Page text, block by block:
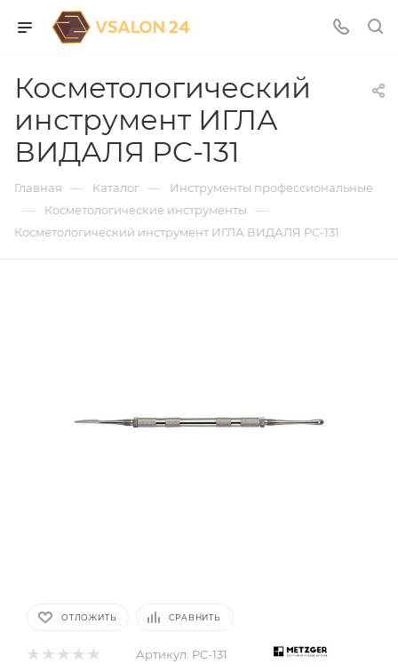
Косметологический
инструмент ИГЛА
ВИДАЛЯ PC-131
Главная — Каталог — Инструменты профессиональные
— Косметологические инструменты —
Косметологический инструмент ИГЛА ВИДАЛЯ PC-131
ОТЛОЖИТЬ СРАВНИТЬ
Артикул: PC-131